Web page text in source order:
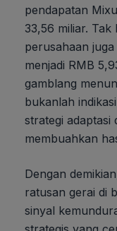
pendapatan
33,56 miliar.
perusahaan
menjadi RMB
gamblang
bukanlah
strategi adaptasi
membuahkan
Dengan
ratusan gerai di
sinyal